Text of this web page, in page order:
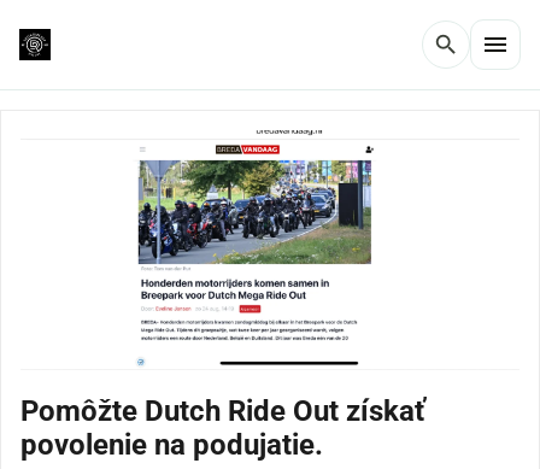
search menu
Pomôžte Dutch Ride Out získať
povolenie na podujatie.